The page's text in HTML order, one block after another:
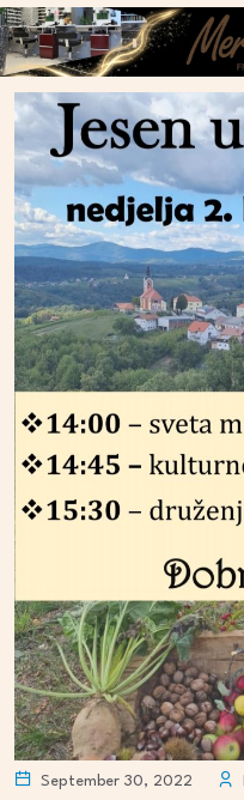
September 30, 2022